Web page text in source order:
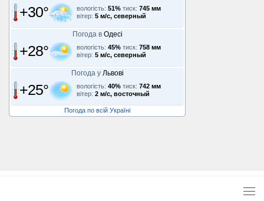
+30° вологість: 51% тиск: 745 мм
вітер: 5 м/с, северный
Погода в Одесі
+28° вологість: 45% тиск: 758 мм
вітер: 5 м/с, северный
Погода у Львові
+25° вологість: 40% тиск: 742 мм
вітер: 2 м/с, восточный
Погода по всій Україні